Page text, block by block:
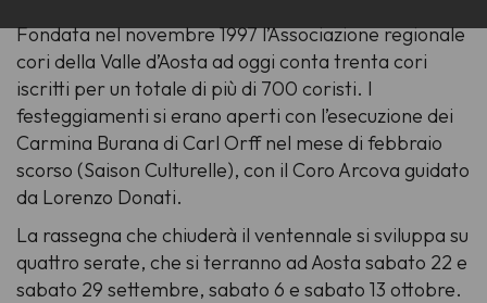
Fondata nel novembre 1997 l’Associazione regionale
cori della Valle d’Aosta ad oggi conta trenta cori
iscritti per un totale di più di 700 coristi. I
festeggiamenti si erano aperti con l’esecuzione dei
Carmina Burana di Carl Orff nel mese di febbraio
scorso (Saison Culturelle), con il Coro Arcova guidato
da Lorenzo Donati.
La rassegna che chiuderà il ventennale si sviluppa su
quattro serate, che si terranno ad Aosta sabato 22 e
sabato 29 settembre, sabato 6 e sabato 13 ottobre.